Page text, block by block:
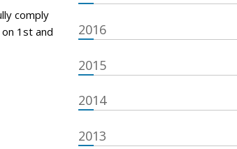
comply
1st and
2016
2015
2014
2013